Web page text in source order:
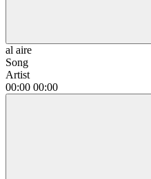
al aire
Song
Artist
00:00 00:00